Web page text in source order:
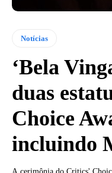
Notícias
‘Bela
duas
Choice
incluindo